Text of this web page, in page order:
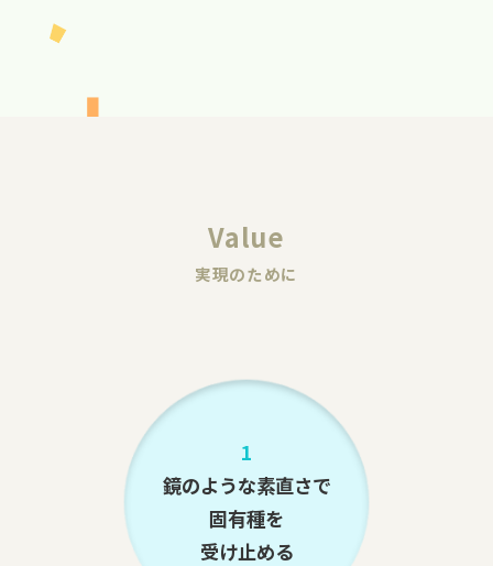
Value
実現のために
1
鏡のような素直さで
固有種を
受け止める